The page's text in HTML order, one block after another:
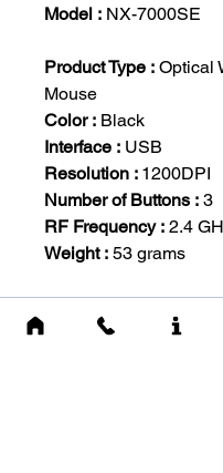
Model : NX-7000SE
Product Type : Optical
Mouse
Color : Black
Interface : USB
Resolution : 1200DPI
Number of Buttons : 3
RF Frequency : 2.4
Weight : 53 grams